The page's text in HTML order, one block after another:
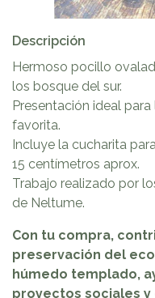
Descripción
Hermoso pocillo
los bosque del sur.
Presentación ideal
favorita.
Incluye la cucharita
15 centímetros aprox.
Trabajo realizado por
de Neltume.
Con tu compra,
preservación del
húmedo templado,
proyectos sociales